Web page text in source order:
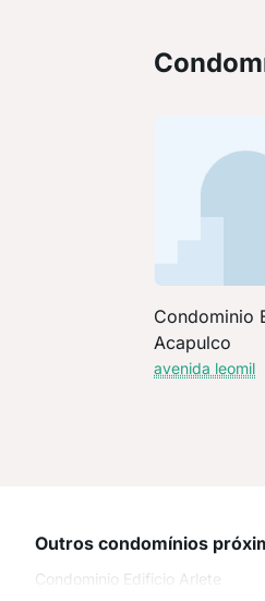
Condominio
Acapulco
avenida leomil
Outros condomínios
Condominio Edificio Arlete